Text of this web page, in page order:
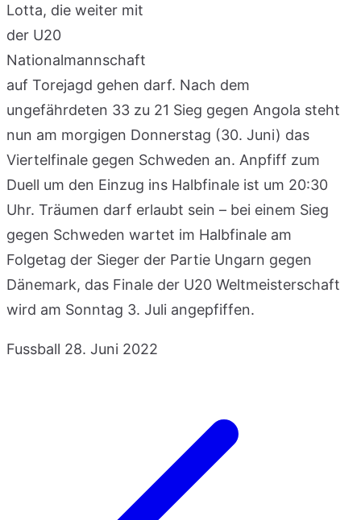
Lotta, die weiter mit
der U20
Nationalmannschaft
auf Torejagd gehen darf. Nach dem
ungefährdeten 33 zu 21 Sieg gegen Angola steht
nun am morgigen Donnerstag (30. Juni) das
Viertelfinale gegen Schweden an. Anpfiff zum
Duell um den Einzug ins Halbfinale ist um 20:30
Uhr. Träumen darf erlaubt sein – bei einem Sieg
gegen Schweden wartet im Halbfinale am
Folgetag der Sieger der Partie Ungarn gegen
Dänemark, das Finale der U20 Weltmeisterschaft
wird am Sonntag 3. Juli angepfiffen.
Fussball 28. Juni 2022